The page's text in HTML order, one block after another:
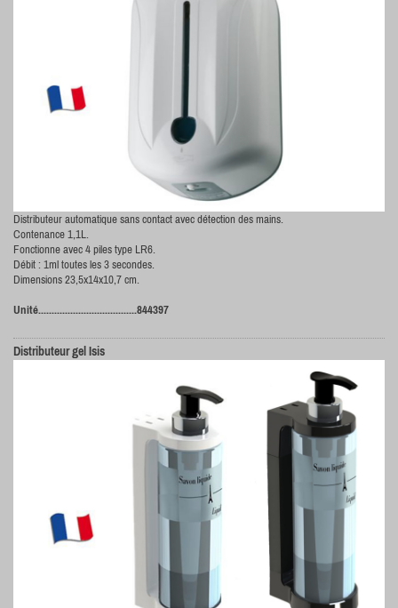
Distributeur automatique sans contact avec détection des mains.
Contenance 1,1L.
Fonctionne avec 4 piles type LR6.
Débit : 1ml toutes les 3 secondes.
Dimensions 23,5x14x10,7 cm.
Unité.....................................844397
Distributeur gel Isis